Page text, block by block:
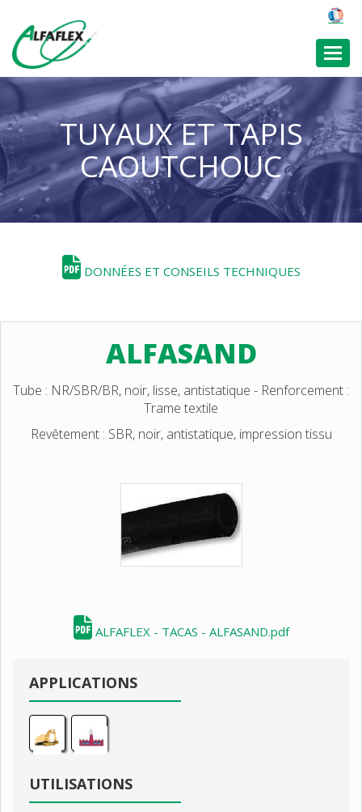
TUYAUX ET TAPIS
CAOUTCHOUC
DONNÉES ET CONSEILS TECHNIQUES
ALFASAND
Tube : NR/SBR/BR, noir, lisse, antistatique - Renforcement :
Trame textile
Revêtement : SBR, noir, antistatique, impression tissu
ALFAFLEX - TACAS - ALFASAND.pdf
APPLICATIONS
UTILISATIONS